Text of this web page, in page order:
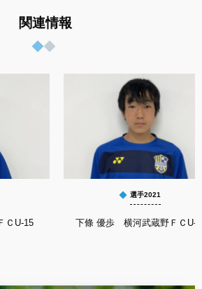
関連情報
ＣU-15
選手2021
下條 優歩 横河武蔵野ＦＣU-